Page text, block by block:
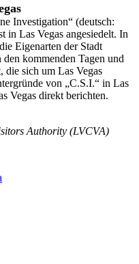
Investigation“ (deutsch:
in Las Vegas angesiedelt. In
Eigenarten der Stadt
kommenden Tagen und
sich um Las Vegas
von „C.S.I.“ in Las
Vegas direkt berichten.
Authority (LVCVA)